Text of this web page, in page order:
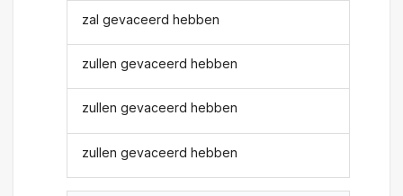
zal gevaceerd hebben
zullen gevaceerd hebben
zullen gevaceerd hebben
zullen gevaceerd hebben